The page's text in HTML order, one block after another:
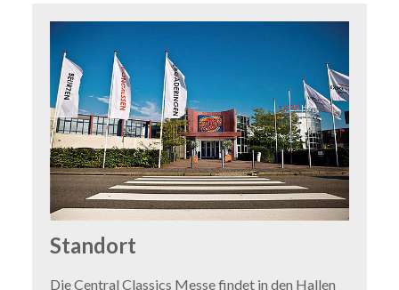
Standort
Die Central Classics Messe findet in den Hallen